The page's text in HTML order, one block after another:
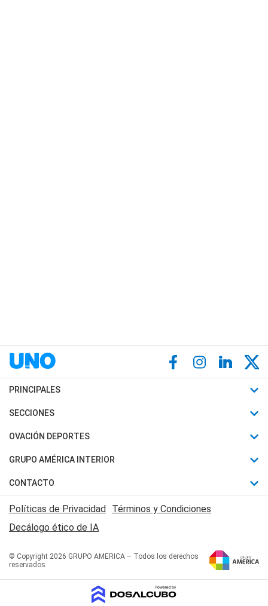
PRINCIPALES
Últimas Noticias
Política
Judiciales
Economia
SECCIONES
Horóscopo
Motores
Trucos caseros
Series y Películas
Edictos y Solicitadas
OVACIÓN DEPORTES
Fútbol
Mundial
Automovilismo
Rugby
Básquet
GRUPO AMÉRICA INTERIOR
Canal 7 en Vivo
San Juan 8
CONTACTO
Acerca de Nosotros
Contactanos
Políticas de Privacidad Términos y Condiciones
Decálogo ético de IA
© Copyright 2026 GRUPO AMERICA – Todos los derechos
reservados